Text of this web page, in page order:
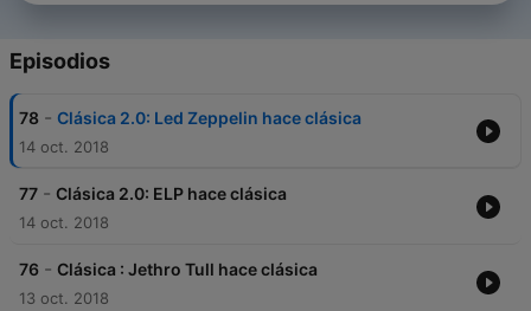
Episodios
78 - Clásica 2.0: Led Zeppelin hace clásica
14 oct. 2018
77 - Clásica 2.0: ELP hace clásica
14 oct. 2018
76 - Clásica : Jethro Tull hace clásica
13 oct. 2018